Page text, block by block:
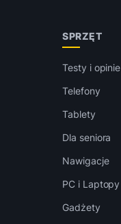
SPRZĘT
Testy i opinie
Telefony
Tablety
Dla seniora
Nawigacje
PC i Laptopy
Gadżety